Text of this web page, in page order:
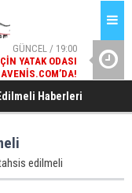
GÜNCEL / 19:00
YATAK ODASI
TANITILDI
Haberleri
edilmeli